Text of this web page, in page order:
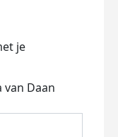
je
van Daan